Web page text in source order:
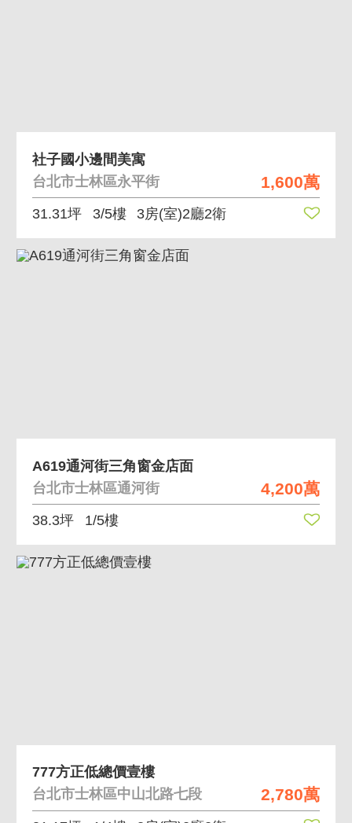
1,600萬
社子國小邊間美寓
台北市士林區永平街
31.31坪 3/5樓 3房(室)2廳2衛
4,200萬
A619通河街三角窗金店面
台北市士林區通河街
38.3坪 1/5樓
2,780萬
777方正低總價壹樓
台北市士林區中山北路七段